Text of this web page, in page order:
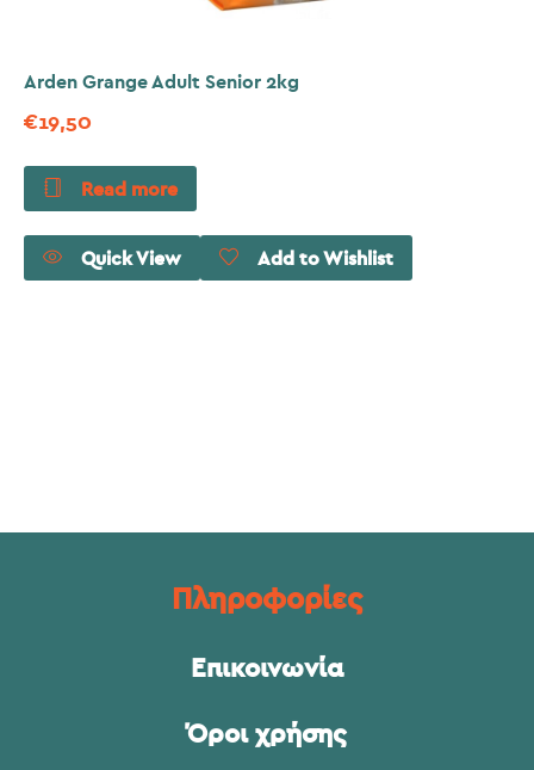
Arden Grange Adult Senior 2kg
€19,50
Read more
Quick View Add to Wishlist
Πληροφορίες
Επικοινωνία
Όροι χρήσης